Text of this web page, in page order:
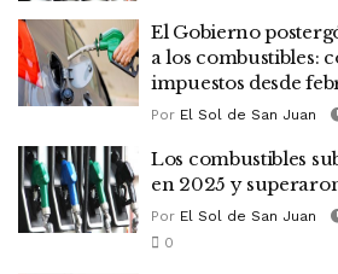
El Gobierno
a los combustibles:
impuestos desde
Por El Sol de San Juan
Los combustibles
en 2025 y
Por El Sol de San Juan
0